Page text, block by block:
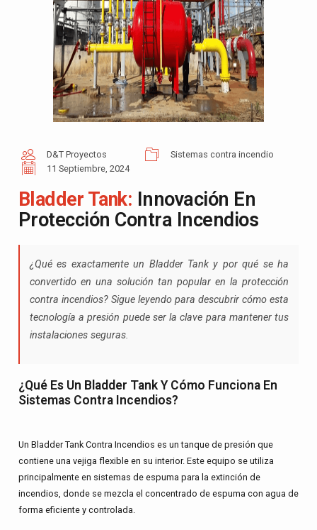
D&T Proyectos
Sistemas contra incendio
11 Septiembre, 2024
Bladder Tank: Innovación En
Protección Contra Incendios
¿Qué es exactamente un Bladder Tank y por qué se ha
convertido en una solución tan popular en la protección
contra incendios? Sigue leyendo para descubrir cómo esta
tecnología a presión puede ser la clave para mantener tus
instalaciones seguras.
¿Qué Es Un Bladder Tank Y Cómo Funciona En
Sistemas Contra Incendios?
Un Bladder Tank Contra Incendios es un tanque de presión que
contiene una vejiga flexible en su interior. Este equipo se utiliza
principalmente en sistemas de espuma para la extinción de
incendios, donde se mezcla el concentrado de espuma con agua de
forma eficiente y controlada.